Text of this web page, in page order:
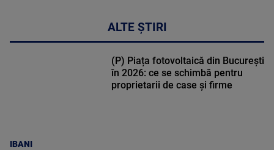
ALTE ȘTIRI
IBANI
(P) Piața fotovoltaică din București
în 2026: ce se schimbă pentru
proprietarii de case și firme